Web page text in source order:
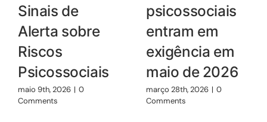
Sinais de
Alerta sobre
Riscos
Psicossociais
maio 9th, 2026 | 0
Comments
psicossociais
entram em
exigência em
maio de 2026
março 28th, 2026 | 0
Comments